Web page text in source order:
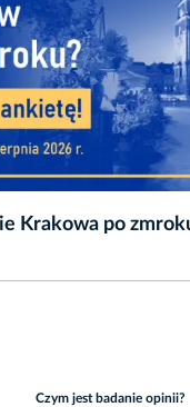
Krakowa po
Czym jest badanie opinii?